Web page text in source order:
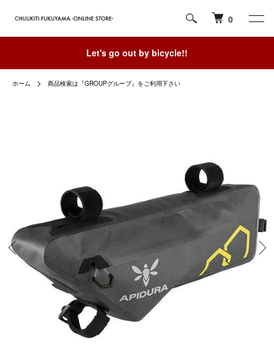
0
Let's go out by bicycle!!
ホーム 商品検索は『GROUPグループ』をご利用下さい